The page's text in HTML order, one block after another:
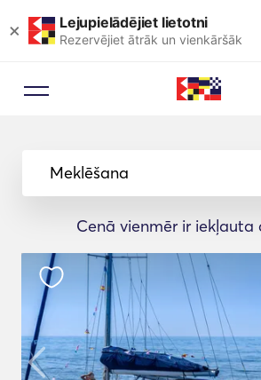
× Lejupielādējiet lietotni
Rezervējiet ātrāk un vienkāršāk
Meklēšana
Cenā vienmēr ir iekļauta